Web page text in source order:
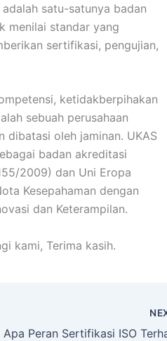
adalah satu-satunya badan
menilai standar yang
sertifikasi, pengujian,
ketidakberpihakan
sebuah perusahaan
oleh jaminan. UKAS
badan akreditasi
2009) dan Uni Eropa
Kesepahaman dengan
dan Keterampilan.
kami, Terima kasih.